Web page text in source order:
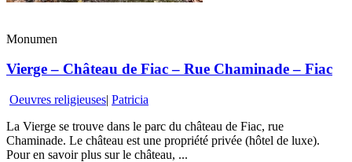
Monumen
Vierge – Château de Fiac – Rue Chaminade – Fiac
Oeuvres religieuses| Patricia
La Vierge se trouve dans le parc du château de Fiac, rue
Chaminade. Le château est une propriété privée (hôtel de luxe).
Pour en savoir plus sur le château, ...